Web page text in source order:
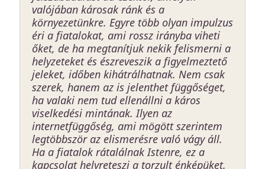
valójában károsak ránk és a
környezetünkre. Egyre több olyan impulzus
éri a fiatalokat, ami rossz irányba viheti
őket, de ha megtanítjuk nekik felismerni a
helyzeteket és észreveszik a figyelmeztető
jeleket, időben kihátrálhatnak. Nem csak
szerek, hanem az is jelenthet függőséget,
ha valaki nem tud ellenállni a káros
viselkedési mintának. Ilyen az
internetfüggőség, ami mögött szerintem
legtöbbször az elismerésre való vágy áll.
Ha a fiatalok rátalálnak Istenre, ez a
kapcsolat helyreteszi a torzult énképüket.